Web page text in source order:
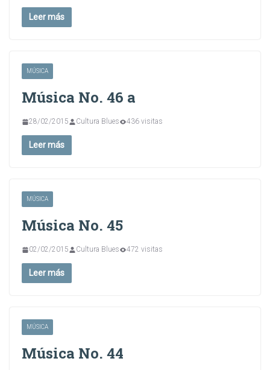
Leer más
MÚSICA
Música No. 46 a
28/02/2015 Cultura Blues 436 visitas
Leer más
MÚSICA
Música No. 45
02/02/2015 Cultura Blues 472 visitas
Leer más
MÚSICA
Música No. 44